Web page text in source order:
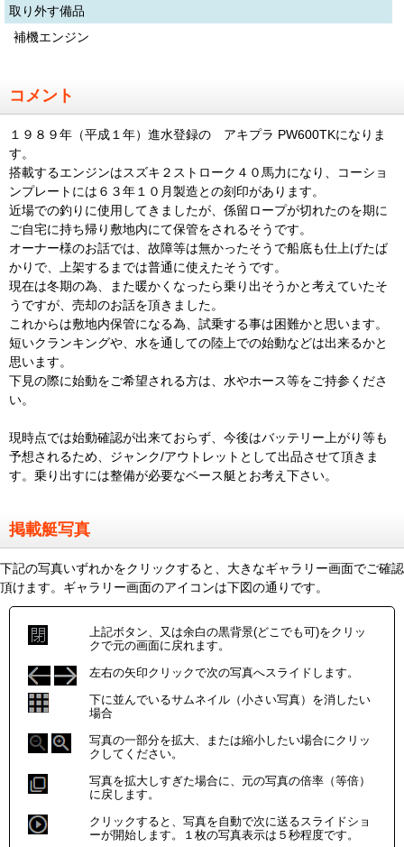
取り外す備品
補機エンジン
コメント
１９８９年（平成１年）進水登録の アキプラ PW600TKになりま
す。
搭載するエンジンはスズキ２ストローク４０馬力になり、コーショ
ンプレートには６３年１０月製造との刻印があります。
近場での釣りに使用してきましたが、係留ロープが切れたのを期に
ご自宅に持ち帰り敷地内にて保管をされるそうです。
オーナー様のお話では、故障等は無かったそうで船底も仕上げたば
かりで、上架するまでは普通に使えたそうです。
現在は冬期の為、また暖かくなったら乗り出そうかと考えていたそ
うですが、売却のお話を頂きました。
これからは敷地内保管になる為、試乗する事は困難かと思います。
短いクランキングや、水を通しての陸上での始動などは出来るかと
思います。
下見の際に始動をご希望される方は、水やホース等をご持参くださ
い。
現時点では始動確認が出来ておらず、今後はバッテリー上がり等も
予想されるため、ジャンク/アウトレットとして出品させて頂きま
す。乗り出すには整備が必要なベース艇とお考え下さい。
掲載艇写真
下記の写真いずれかをクリックすると、大きなギャラリー画面でご確認
頂けます。ギャラリー画面のアイコンは下図の通りです。
上記ボタン、又は余白の黒背景(どこでも可)をクリッ
クで元の画面に戻れます。
左右の矢印クリックで次の写真へスライドします。
下に並んでいるサムネイル（小さい写真）を消したい
場合
写真の一部分を拡大、または縮小したい場合にクリッ
クしてください。
写真を拡大しすぎた場合に、元の写真の倍率（等倍）
に戻します。
クリックすると、写真を自動で次に送るスライドショ
ーが開始します。１枚の写真表示は５秒程度です。